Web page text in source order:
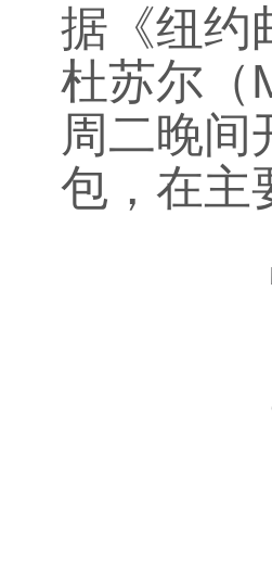
据《纽约
杜苏尔（
周二晚间
包，在主